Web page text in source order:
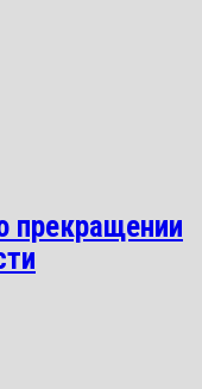
прекращении